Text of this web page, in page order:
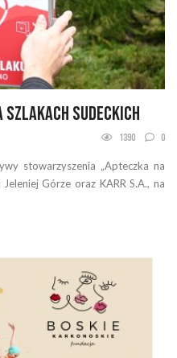
Sudeckich
1390 0
stowarzyszenia „Apteczka na
Górze oraz KARR S.A., na